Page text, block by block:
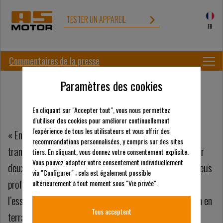
TESTER UN APPAREIL
FR
Commentaires de la presse
« En terrain accidenté, le conducteur apprécie la
transmission permanente des quatre roues motrices par
deux moteurs hydraulique sur les roues avant et les pneus
professionnels. Une protection frontale boulonnée sous
l’essieu avant protège le chassis et la barre de direction en
terrain accidenté et déplace légèrement l’herbe et les
Paramètres des cookies
En cliquant sur "Accepter tout", vous nous permettez
d'utiliser des cookies pour améliorer continuellement
l'expérience de tous les utilisateurs et vous offrir des
recommandations personnalisées, y compris sur des sites
tiers. En cliquant, vous donnez votre consentement explicite.
Vous pouvez adapter votre consentement individuellement
via "Configurer" ; cela est également possible
ultérieurement à tout moment sous "Vie privée".
Tous acceptent